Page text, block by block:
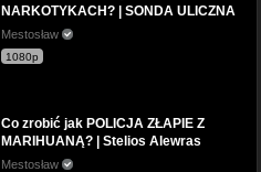
NARKOTYKACH? | SONDA ULICZNA
Mestosław
1080p
Co zrobić jak POLICJA ZŁAPIE Z
MARIHUANĄ? | Stelios Alewras
Mestosław